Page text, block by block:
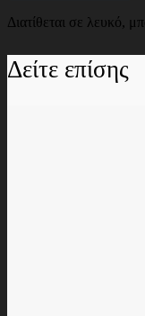
Διατίθεται σε λευκό,
Δείτε επίσης